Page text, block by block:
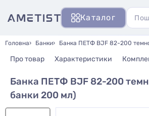
Каталог
Головна Банки Банка ПЕТФ BJF 82-200
Про товар Характеристики
Банка ПЕТФ BJF 82-200
банки 200 мл)